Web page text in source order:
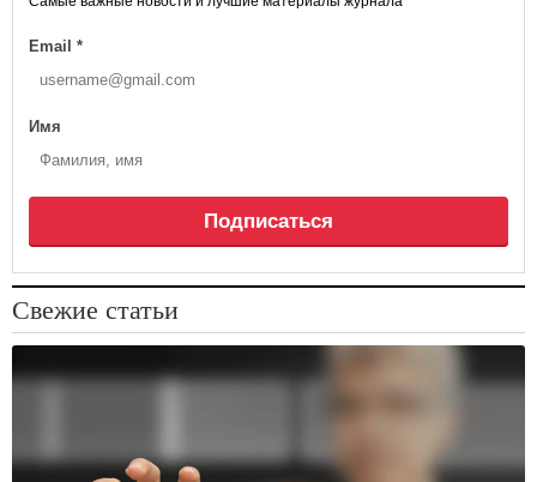
Email *
Имя
Подписаться
Свежие статьи